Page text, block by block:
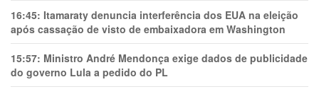
16:45: Itamaraty denuncia interferência dos EUA na eleição
após cassação de visto de embaixadora em Washington
15:57: Ministro André Mendonça exige dados de publicidade
do governo Lula a pedido do PL